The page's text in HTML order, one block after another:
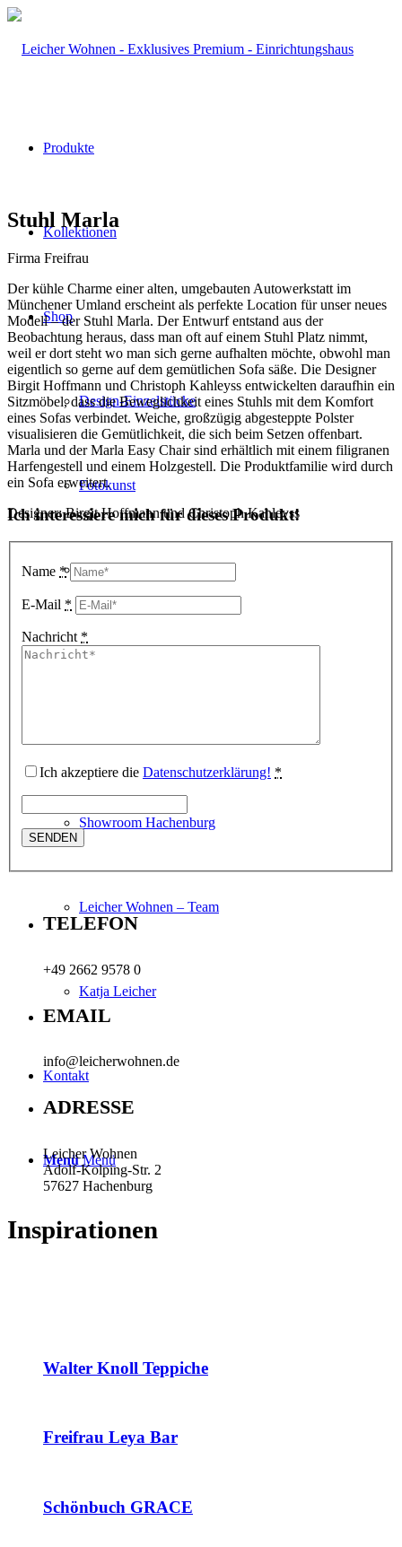
Produkte
Kollektionen
Shop
Design-Einzelstücke
Fotokunst
3D Visualisierungen
Geschenkgutscheine
Showroom Hachenburg
Leicher Wohnen – Team
Katja Leicher
Kontakt
Menü Menü
Stuhl Marla
Firma Freifrau
Der kühle Charme einer alten, umgebauten Autowerkstatt im
Münchener Umland erscheint als perfekte Location für unser neues
Modell – der Stuhl Marla. Der Entwurf entstand aus der
Beobachtung heraus, dass man oft auf einem Stuhl Platz nimmt,
weil er dort steht wo man sich gerne aufhalten möchte, obwohl man
eigentlich so gerne auf dem gemütlichen Sofa säße. Die Designer
Birgit Hoffmann und Christoph Kahleyss entwickelten daraufhin ein
Sitzmöbel, dass die Beweglichkeit eines Stuhls mit dem Komfort
eines Sofas verbindet. Weiche, großzügig abgesteppte Polster
visualisieren die Gemütlichkeit, die sich beim Setzen offenbart.
Marla und der Marla Easy Chair sind erhältlich mit einem filigranen
Harfengestell und einem Holzgestell. Die Produktfamilie wird durch
ein Sofa erweitert.
Designer: Birgit Hoffmann und Christoph Kahleyss
Ich interessiere mich für dieses Produkt!
Name *
E-Mail *
Nachricht *
Ich akzeptiere die Datenschutzerklärung! *
TELEFON
+49 2662 9578 0
EMAIL
info@leicherwohnen.de
ADRESSE
Leicher Wohnen
Adolf-Kolping-Str. 2
57627 Hachenburg
Inspirationen
Walter Knoll Teppiche
Freifrau Leya Bar
Schönbuch GRACE